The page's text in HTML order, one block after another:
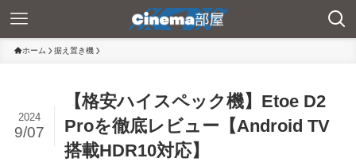
ホーム 据え置き機
【格安ハイスペック機】Etoe D2
Proを徹底レビュー【Android TV
搭載HDR10対応】
2024
9/07